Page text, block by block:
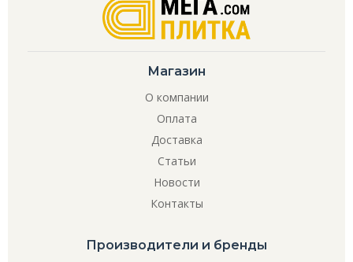
Магазин
О компании
Оплата
Доставка
Статьи
Новости
Контакты
Производители и бренды